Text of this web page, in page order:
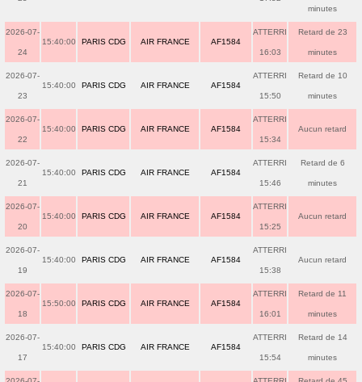
minutes
2026-07-
24
15:40:00 PARIS CDG AIR FRANCE AF1584
ATTERRI
16:03
Retard de 23
minutes
2026-07-
23
15:40:00 PARIS CDG AIR FRANCE AF1584
ATTERRI
15:50
Retard de 10
minutes
2026-07-
22
15:40:00 PARIS CDG AIR FRANCE AF1584
ATTERRI
15:34
Aucun retard
2026-07-
21
15:40:00 PARIS CDG AIR FRANCE AF1584
ATTERRI
15:46
Retard de 6
minutes
2026-07-
20
15:40:00 PARIS CDG AIR FRANCE AF1584
ATTERRI
15:25
Aucun retard
2026-07-
19
15:40:00 PARIS CDG AIR FRANCE AF1584
ATTERRI
15:38
Aucun retard
2026-07-
18
15:50:00 PARIS CDG AIR FRANCE AF1584
ATTERRI
16:01
Retard de 11
minutes
2026-07-
17
15:40:00 PARIS CDG AIR FRANCE AF1584
ATTERRI
15:54
Retard de 14
minutes